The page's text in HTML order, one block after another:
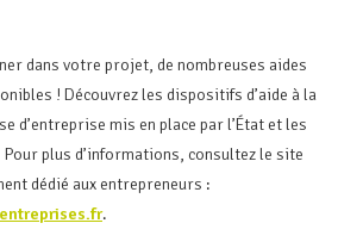
dans votre projet, de nombreuses aides
! Découvrez les dispositifs d’aide à la
d’entreprise mis en place par l’État et les
plus d’informations, consultez le site
dédié aux entrepreneurs :
.